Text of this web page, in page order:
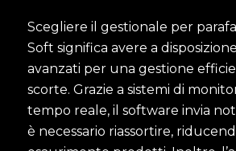
Scegliere il gestionale per
Soft significa avere a
avanzati per una gestione
scorte. Grazie a sistemi di
tempo reale, il software invia
è necessario riassortire,